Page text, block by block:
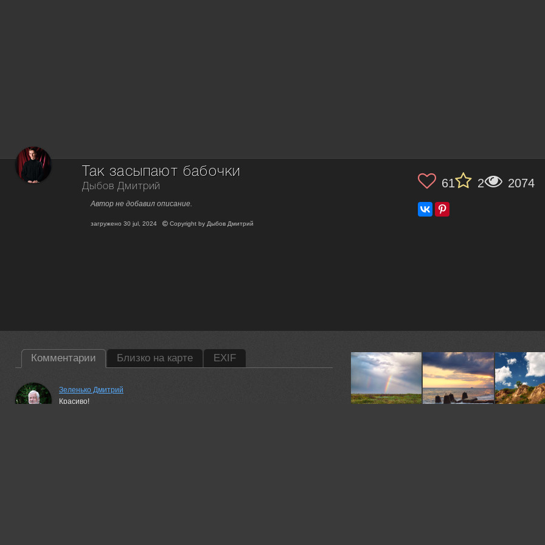
Так засыпают бабочки
Дыбов Дмитрий
Автор не добавил описание.
загружено30 jul, 2024 Copyright by Дыбов Дмитрий
61 2 2074
Комментарии Близко на карте EXIF
Зеленько Дмитрий
Красиво!